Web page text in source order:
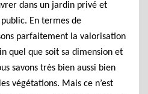
dans un jardin privé et
En termes de
parfaitement la valorisation
quel que soit sa dimension et
savons très bien aussi bien
végétations. Mais ce n’est